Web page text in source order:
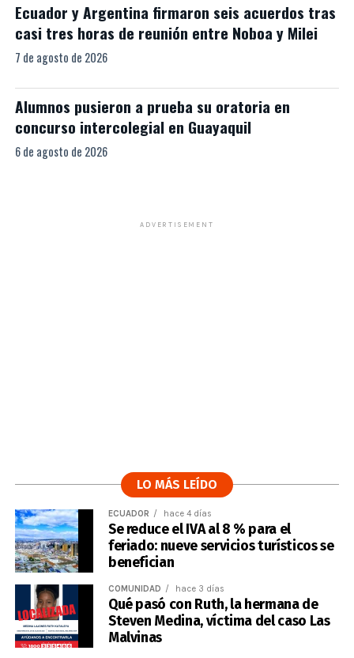
Ecuador y Argentina firmaron seis acuerdos tras
casi tres horas de reunión entre Noboa y Milei
7 de agosto de 2026
Alumnos pusieron a prueba su oratoria en
concurso intercolegial en Guayaquil
6 de agosto de 2026
ADVERTISEMENT
LO MÁS LEÍDO
ECUADOR hace 4 días
Se reduce el IVA al 8 % para el
feriado: nueve servicios turísticos se
benefician
COMUNIDAD hace 3 días
Qué pasó con Ruth, la hermana de
Steven Medina, víctima del caso Las
Malvinas